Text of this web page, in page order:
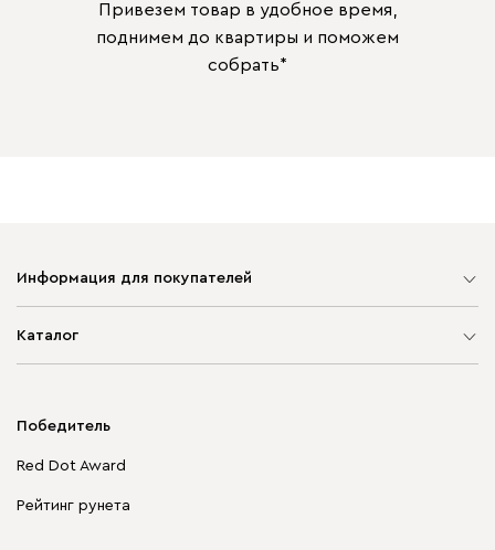
Привезем товар в удобное время,
поднимем до квартиры и поможем
собрать*
Информация для покупателей
Каталог
Корпусная мебель
Столы и стулья
Победитель
Red Dot Award
Рейтинг рунета